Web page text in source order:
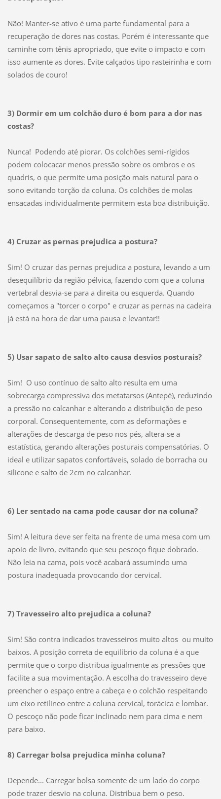
Não! Manter-se ativo é uma parte fundamental para a
recuperação de dores nas costas. Porém é interessante que
caminhe com tênis apropriado, que evite o impacto e com
isso aumente as dores. Evite calçados tipo rasteirinha e com
solados de couro!
3) Dormir em um colchão duro é bom para a dor nas
costas?
Nunca! Podendo até piorar. Os colchões semi-rígidos
podem colocacar menos pressão sobre os ombros e os
quadris, o que permite uma posição mais natural para o
sono evitando torção da coluna. Os colchões de molas
ensacadas individualmente permitem esta boa distribuição.
4) Cruzar as pernas prejudica a postura?
Sim! O cruzar das pernas prejudica a postura, levando a um
desequilíbrio da região pélvica, fazendo com que a coluna
vertebral desvia-se para a direita ou esquerda. Quando
começamos a "torcer o corpo" e cruzar as pernas na cadeira
já está na hora de dar uma pausa e levantar!!
5) Usar sapato de salto alto causa desvios posturais?
Sim! O uso contínuo de salto alto resulta em uma
sobrecarga compressiva dos metatarsos (Antepé), reduzindo
a pressão no calcanhar e alterando a distribuição de peso
corporal. Consequentemente, com as deformações e
alterações de descarga de peso nos pés, altera-se a
estatística, gerando alterações posturais compensatórias. O
ideal e utilizar sapatos confortáveis, solado de borracha ou
silicone e salto de 2cm no calcanhar.
6) Ler sentado na cama pode causar dor na coluna?
Sim! A leitura deve ser feita na frente de uma mesa com um
apoio de livro, evitando que seu pescoço fique dobrado.
Não leia na cama, pois você acabará assumindo uma
postura inadequada provocando dor cervical.
7) Travesseiro alto prejudica a coluna?
Sim! São contra indicados travesseiros muito altos ou muito
baixos. A posição correta de equilíbrio da coluna é a que
permite que o corpo distribua igualmente as pressões que
facilite a sua movimentação. A escolha do travesseiro deve
preencher o espaço entre a cabeça e o colchão respeitando
um eixo retilíneo entre a coluna cervical, torácica e lombar.
O pescoço não pode ficar inclinado nem para cima e nem
para baixo.
8) Carregar bolsa prejudica minha coluna?
Depende... Carregar bolsa somente de um lado do corpo
pode trazer desvio na coluna. Distribua bem o peso.